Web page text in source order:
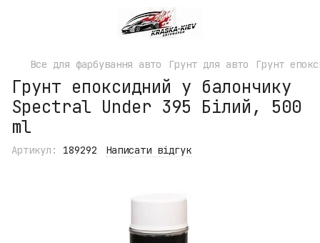
Все для фарбування авто Грунт для авто Грунт
Грунт епоксидний у балончику
Spectral Under 395 Білий, 500
ml
Артикул: 189292 Написати відгук